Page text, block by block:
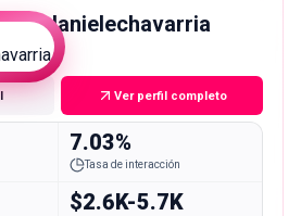
Ver perfil completo
7.03%
Tasa de interacción
$2.6K-5.7K